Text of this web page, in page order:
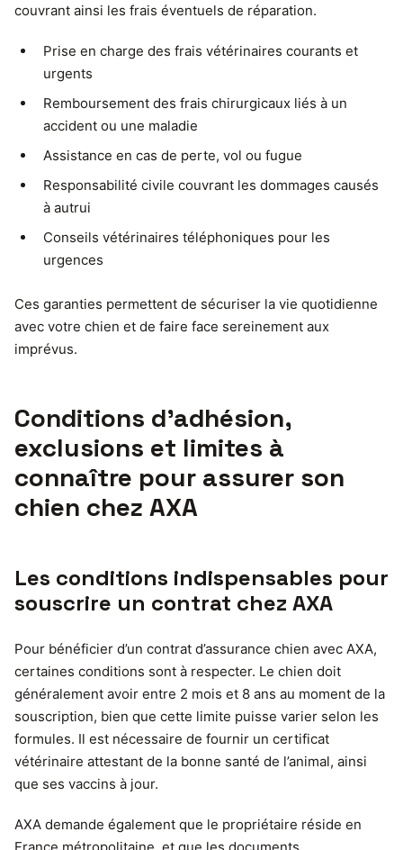
couvrant ainsi les frais éventuels de réparation.
Prise en charge des frais vétérinaires courants et
urgents
Remboursement des frais chirurgicaux liés à un
accident ou une maladie
Assistance en cas de perte, vol ou fugue
Responsabilité civile couvrant les dommages causés
à autrui
Conseils vétérinaires téléphoniques pour les
urgences
Ces garanties permettent de sécuriser la vie quotidienne
avec votre chien et de faire face sereinement aux
imprévus.
Conditions d’adhésion,
exclusions et limites à
connaître pour assurer son
chien chez AXA
Les conditions indispensables pour
souscrire un contrat chez AXA
Pour bénéficier d’un contrat d’assurance chien avec AXA,
certaines conditions sont à respecter. Le chien doit
généralement avoir entre 2 mois et 8 ans au moment de la
souscription, bien que cette limite puisse varier selon les
formules. Il est nécessaire de fournir un certificat
vétérinaire attestant de la bonne santé de l’animal, ainsi
que ses vaccins à jour.
AXA demande également que le propriétaire réside en